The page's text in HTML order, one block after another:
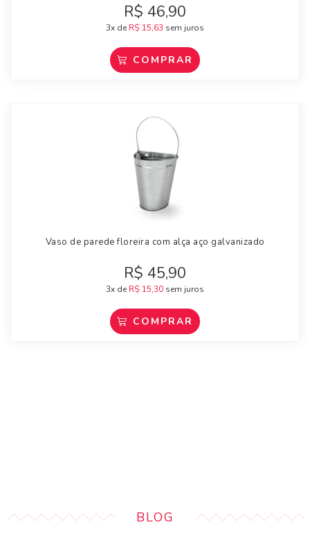
R$ 46,90
3x de R$ 15,63 sem juros
COMPRAR
Vaso de parede floreira com alça aço galvanizado
R$ 45,90
3x de R$ 15,30 sem juros
COMPRAR
BLOG